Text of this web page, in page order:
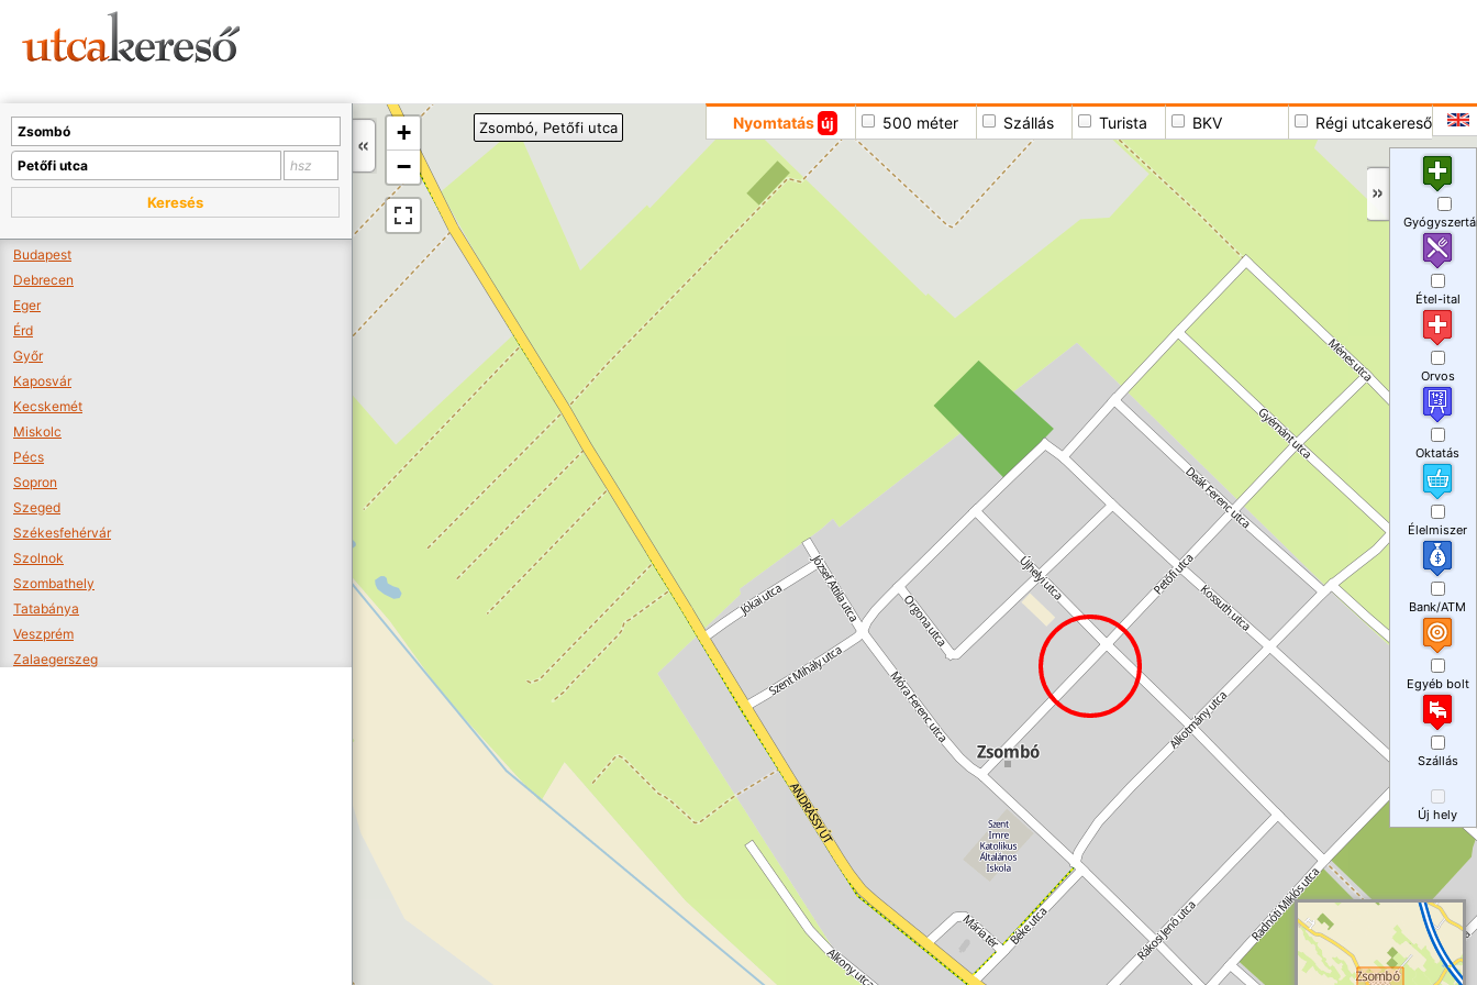
+
−
Nyomtatás új 500 méter Szállás Turista BKV Régi utcakereső
Zsombó, Petőfi utca
Keresés
Budapest
Debrecen
Eger
Érd
Győr
Kaposvár
Kecskemét
Miskolc
Pécs
Sopron
Szeged
Székesfehérvár
Szolnok
Szombathely
Tatabánya
Veszprém
Zalaegerszeg
Étel-ital
Orvos
Oktatás
Élelmiszer
Bank/ATM
Egyéb bolt
Szállás
Új hely
A térképet kicsinyíteni kell, hogy látszódjanak a boltok.
Boltok látszódjanak >>